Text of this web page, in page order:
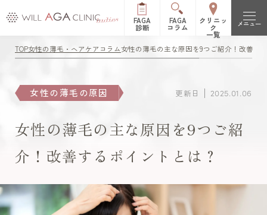
FAGA
診断
FAGA
コラム
クリニッ
ク
一覧
メニュー
初めての方へ
FAGAとは（女性型脱毛症）
治療メニュー
LHDV頭皮注入治療 オーガニック治療
es women リッチディオーラム
イン療法
改善症例
料金表
クリニック一覧
TOP女性の薄毛・ヘアケアコラム女性の薄毛の主な原因を9つご紹介！改善す
女性の薄毛の原因 更新日 2025.01.06
女性の薄毛の主な原因を9つご紹
介！改善するポイントとは？